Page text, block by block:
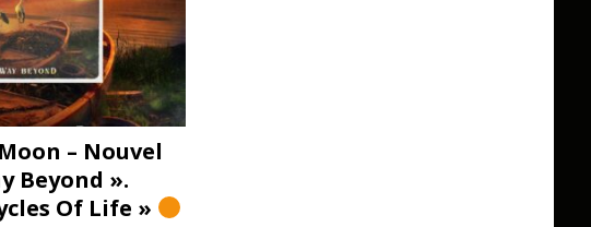
– Nouvel
Beyond ».
Of Life »